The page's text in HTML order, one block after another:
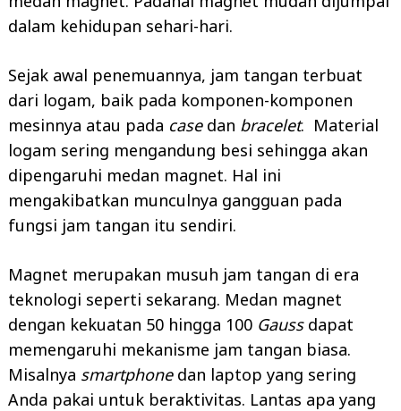
dalam kehidupan sehari-hari.
Sejak awal penemuannya, jam tangan terbuat
dari logam, baik pada komponen-komponen
mesinnya atau pada casedan bracelet. Material
logam sering mengandung besi sehingga akan
dipengaruhi medan magnet. Hal ini
mengakibatkan munculnya gangguan pada
fungsi jam tangan itu sendiri.
Magnet merupakan musuh jam tangan di era
teknologi seperti sekarang. Medan magnet
dengan kekuatan 50 hingga 100 Gaussdapat
memengaruhi mekanisme jam tangan biasa.
Misalnya smartphonedan laptop yang sering
Anda pakai untuk beraktivitas. Lantas apa yang